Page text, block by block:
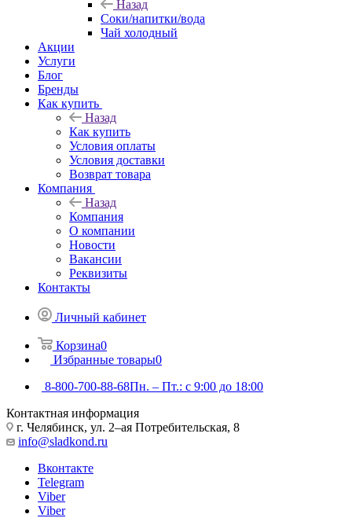
Назад
Соки/напитки/вода
Чай холодный
Акции
Услуги
Блог
Бренды
Как купить
Назад
Как купить
Условия оплаты
Условия доставки
Возврат товара
Компания
Назад
Компания
О компании
Новости
Вакансии
Реквизиты
Контакты
Личный кабинет
Корзина0
Избранные товары0
8-800-700-88-68Пн. – Пт.: с 9:00 до 18:00
Контактная информация
г. Челябинск, ул. 2–ая Потребительская, 8
info@sladkond.ru
Вконтакте
Telegram
Viber
Viber